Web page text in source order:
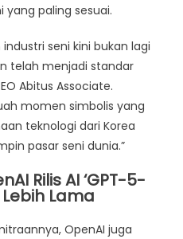
yang paling sesuai.
seni kini bukan lagi
telah menjadi standar
Abitus Associate.
momen simbolis yang
teknologi dari Korea
pasar seni dunia.”
Rilis AI ‘GPT-5-
Lama
OpenAI juga